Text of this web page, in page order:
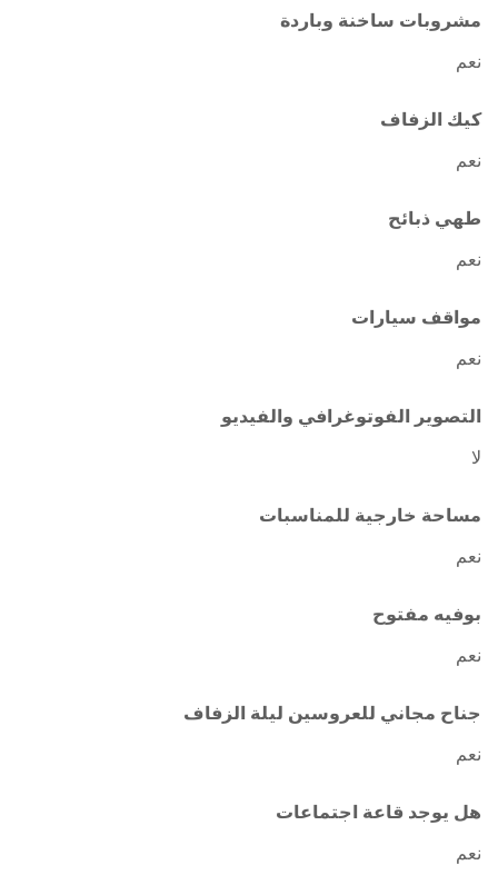
مشروبات ساخنة وباردة
نعم
كيك الزفاف
نعم
طهي ذبائح
نعم
مواقف سيارات
نعم
التصوير الفوتوغرافي والفيديو
لا
مساحة خارجية للمناسبات
نعم
بوفيه مفتوح
نعم
جناح مجاني للعروسين ليلة الزفاف
نعم
هل يوجد قاعة اجتماعات
نعم